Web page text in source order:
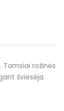
Tamsiai rožinės
šviesėja.